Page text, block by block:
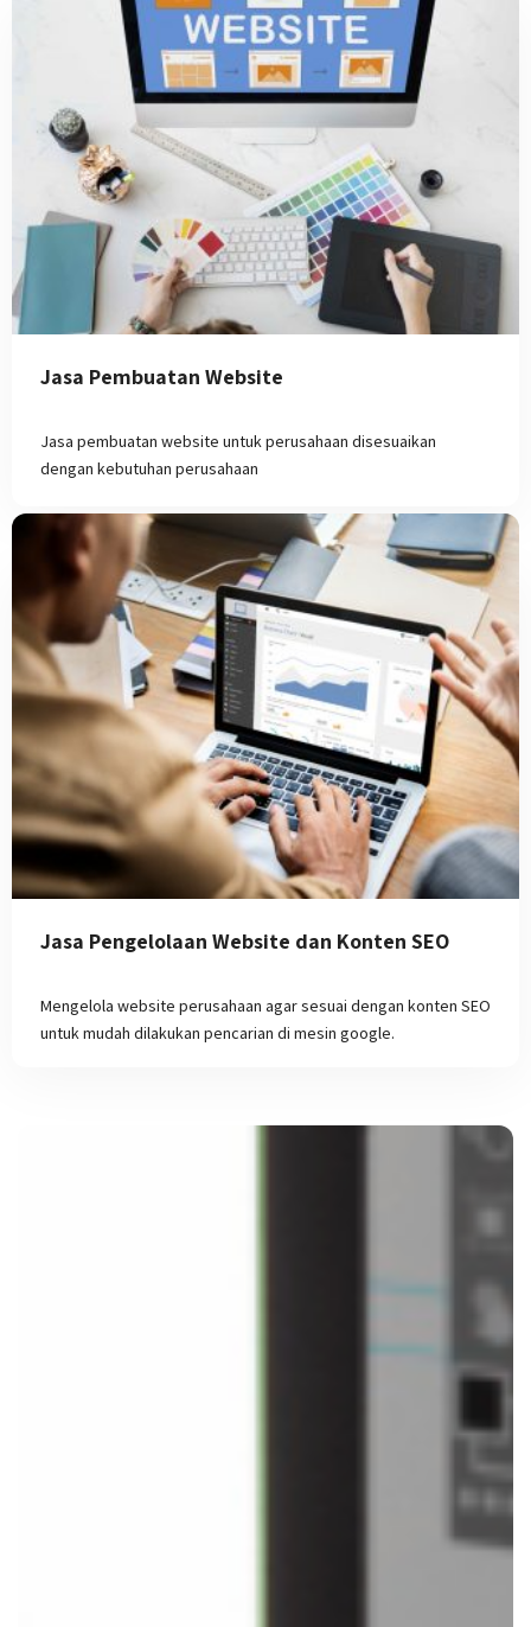
Jasa Pembuatan Website
Jasa pembuatan website untuk perusahaan disesuaikan
dengan kebutuhan perusahaan
Jasa Pengelolaan Website dan Konten SEO
Mengelola website perusahaan agar sesuai dengan konten SEO
untuk mudah dilakukan pencarian di mesin google.